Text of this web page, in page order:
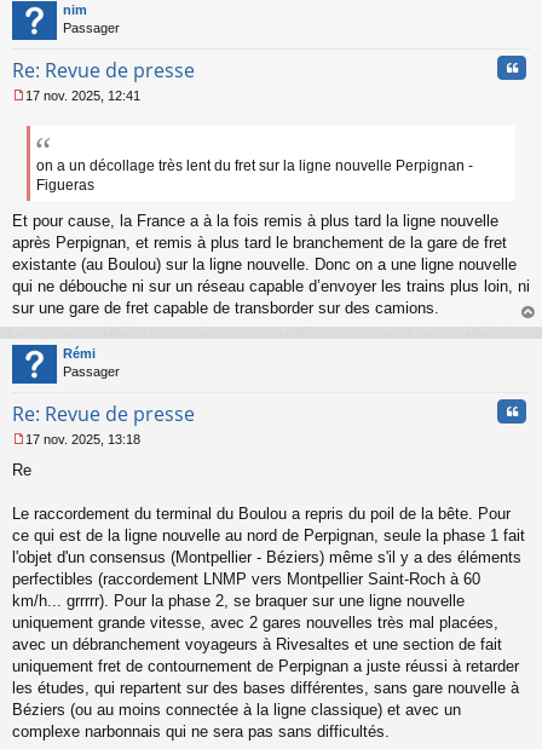
nim
Passager
Re: Revue de presse
e
g
e
n
l
u
17 nov. 2025, 12:41
on a un décollage très lent du fret sur la ligne nouvelle Perpignan -
Figueras
Et pour cause, la France a à la fois remis à plus tard la ligne nouvelle
après Perpignan, et remis à plus tard le branchement de la gare de fret
existante (au Boulou) sur la ligne nouvelle. Donc on a une ligne nouvelle
qui ne débouche ni sur un réseau capable d’envoyer les trains plus loin, ni
sur une gare de fret capable de transborder sur des camions.
au
Rémi
Passager
Re: Revue de presse
e
s
g
e
n
o
n
u
17 nov. 2025, 13:18
Re
Le raccordement du terminal du Boulou a repris du poil de la bête. Pour
ce qui est de la ligne nouvelle au nord de Perpignan, seule la phase 1 fait
l'objet d'un consensus (Montpellier - Béziers) même s'il y a des éléments
perfectibles (raccordement LNMP vers Montpellier Saint-Roch à 60
km/h... grrrrr). Pour la phase 2, se braquer sur une ligne nouvelle
uniquement grande vitesse, avec 2 gares nouvelles très mal placées,
avec un débranchement voyageurs à Rivesaltes et une section de fait
uniquement fret de contournement de Perpignan a juste réussi à retarder
les études, qui repartent sur des bases différentes, sans gare nouvelle à
Béziers (ou au moins connectée à la ligne classique) et avec un
complexe narbonnais qui ne sera pas sans difficultés.